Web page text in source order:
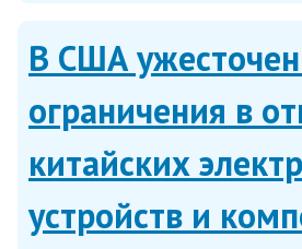
написал в сред...
В США
ограничения в
китайских
устройств и